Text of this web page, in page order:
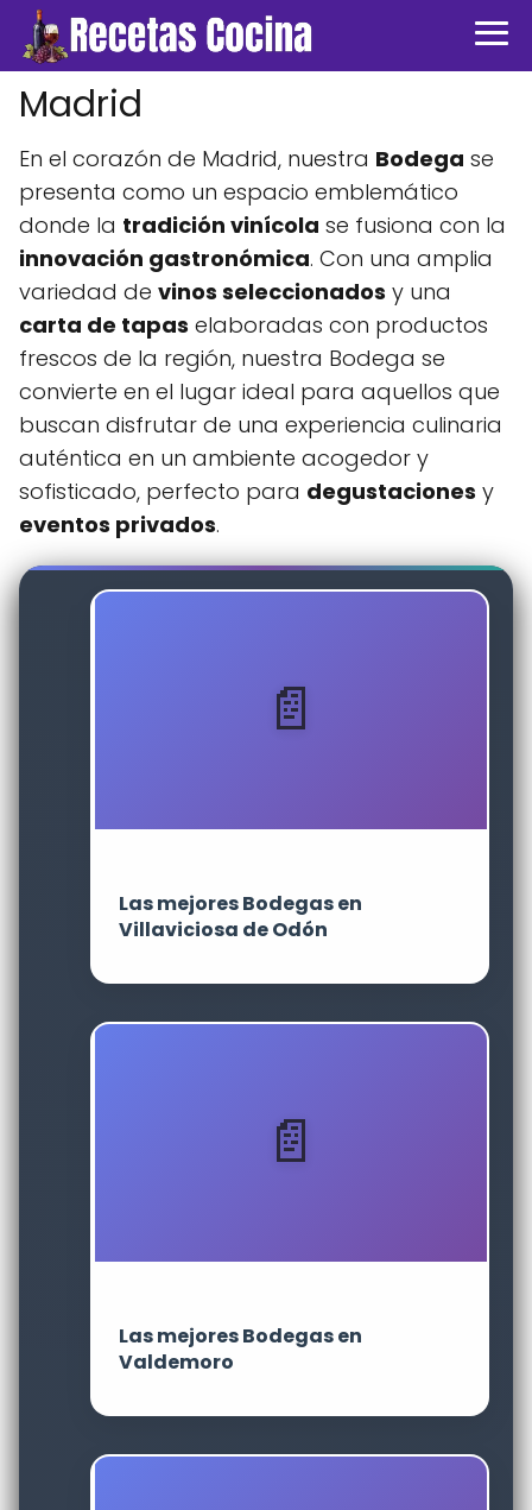
Madrid
En el corazón de Madrid, nuestra Bodega se
presenta como un espacio emblemático
donde la tradición vinícola se fusiona con la
innovación gastronómica. Con una amplia
variedad de vinos seleccionados y una
carta de tapas elaboradas con productos
frescos de la región, nuestra Bodega se
convierte en el lugar ideal para aquellos que
buscan disfrutar de una experiencia culinaria
auténtica en un ambiente acogedor y
sofisticado, perfecto para degustaciones y
eventos privados.
Las mejores Bodegas en
Villaviciosa de Odón
Las mejores Bodegas en
Valdemoro